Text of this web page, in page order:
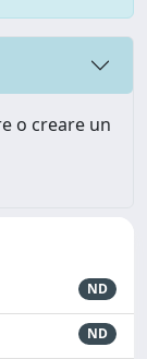
o creare un
ND
ND